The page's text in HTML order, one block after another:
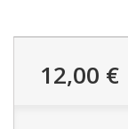
12,00 €